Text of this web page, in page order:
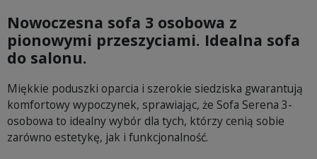
Nowoczesna sofa 3 osobowa z
pionowymi przeszyciami. Idealna sofa
do salonu.
Miękkie poduszki oparcia i szerokie siedziska gwarantują
komfortowy wypoczynek, sprawiając, że Sofa Serena 3-
osobowa to idealny wybór dla tych, którzy cenią sobie
zarówno estetykę, jak i funkcjonalność.